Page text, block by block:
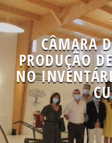
CÂMARA
PRODUÇÃO
NO